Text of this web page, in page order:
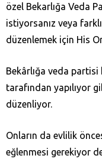
özel Bekarlığa Veda
istiyorsanız veya
düzenlemek için His
Bekârlığa veda
tarafından yapılıyor
düzenliyor.
Onların da evlilik
eğlenmesi gerekiyor